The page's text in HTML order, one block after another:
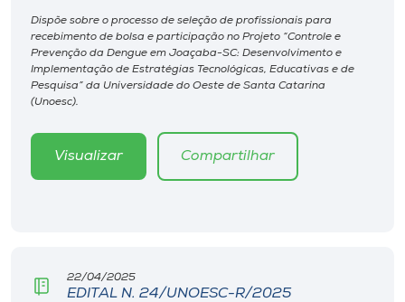
Rádio
Museu
Unoesc
Store
Dispõe sobre o processo de seleção de profissionais para
recebimento de bolsa e participação no Projeto “Controle e
Prevenção da Dengue em Joaçaba-SC: Desenvolvimento e
Implementação de Estratégias Tecnológicas, Educativas e de
Pesquisa” da Universidade do Oeste de Santa Catarina
(Unoesc).
Visualizar Compartilhar
22/04/2025
EDITAL N. 24/UNOESC-R/2025